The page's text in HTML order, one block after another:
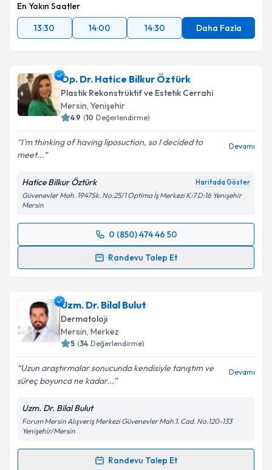
En Yakın Saatler
13:30
14:00 14:30 Daha Fazla
Op. Dr. Hatice Bilkur Öztürk
Plastik Rekonstrüktif ve Estetik Cerrahi
Mersin, Yenişehir
4.9 (10 Değerlendirme)
I'm thinking of having liposuction, so I decided to
meet...
Devamı
Hatice Bilkur Öztürk Haritada Göster
Güvenevler Mah. 1947Sk. No:25/1 Optima İş Merkezi K:7 D:16 Yenişehir
Mersin
0 (850) 474 46 50
Randevu Talep Et
Randevu Takvimi Talebi
için bir takvim hazırlandığında e-posta ile
bilgilendireceğiz.
E-posta Adresiniz
Metni'ni okudum ve kişisel verilerimin belirtilen
kapsamda işlenmesini kabul ediyorum.
Takvim Talebini Gönder
Uzm. Dr. Bilal Bulut
Dermatoloji
Mersin, Merkez
5 (34 Değerlendirme)
Uzun araştırmalar sonucunda kendisiyle tanıştım ve
süreç boyunca ne kadar...
Devamı
Uzm. Dr. Bilal Bulut
Forum Mersin Alışveriş Merkezi Güvenevler Mah.1. Cad. No:120-133
Yenişehir/Mersin
Randevu Talep Et
Randevu Takvimi Talebi